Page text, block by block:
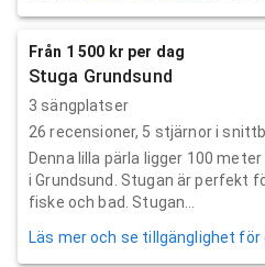
Från 1 500 kr per dag
Stuga Grundsund
3 sängplatser
26 recensioner, 5 stjärnor i
Denna lilla pärla ligger 100
i Grundsund. Stugan är perfekt
fiske och bad. Stugan...
Läs mer och se tillgänglighet